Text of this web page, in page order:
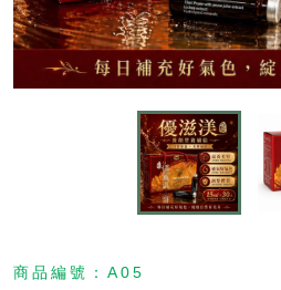
商品編號： A05